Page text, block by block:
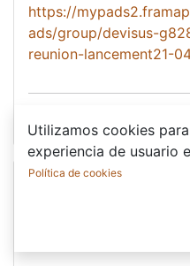
https://
ads/group/devisus-
reunion-lancement21-
Utilizamos cookies
experiencia de usuario
Política de cookies